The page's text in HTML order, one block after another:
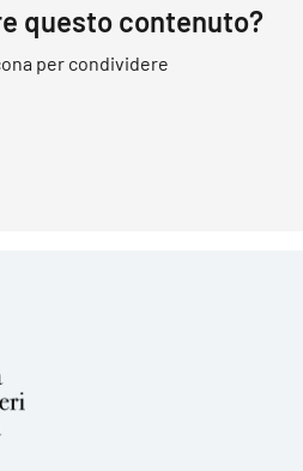
questo contenuto?
per condividere